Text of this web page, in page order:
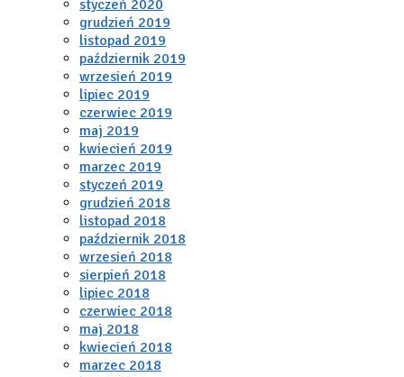
styczeń 2020
grudzień 2019
listopad 2019
październik 2019
wrzesień 2019
lipiec 2019
czerwiec 2019
maj 2019
kwiecień 2019
marzec 2019
styczeń 2019
grudzień 2018
listopad 2018
październik 2018
wrzesień 2018
sierpień 2018
lipiec 2018
czerwiec 2018
maj 2018
kwiecień 2018
marzec 2018